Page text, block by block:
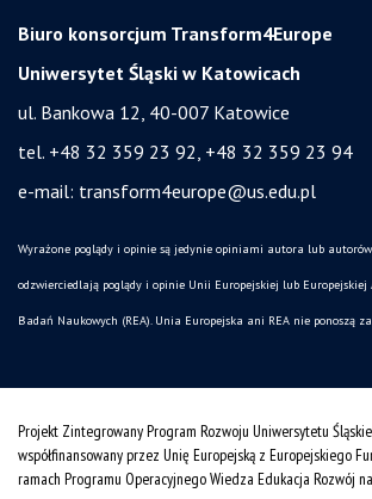
Biuro konsorcjum Transform4Europe
Uniwersytet Śląski w Katowicach
ul. Bankowa 12, 40-007 Katowice
tel. +48 32 359 23 92, +48 32 359 23 94
e-mail: transform4europe@us.edu.pl
Wyrażone poglądy i opinie są jedynie opiniami autora lub
odzwierciedlają poglądy i opinie Unii Europejskiej lub Europejskiej
Badań Naukowych (REA). Unia Europejska ani REA nie ponoszą
Projekt Zintegrowany Program Rozwoju Uniwersytetu
współfinansowany przez Unię Europejską z Europejskiego
ramach Programu Operacyjnego Wiedza Edukacja Rozwój